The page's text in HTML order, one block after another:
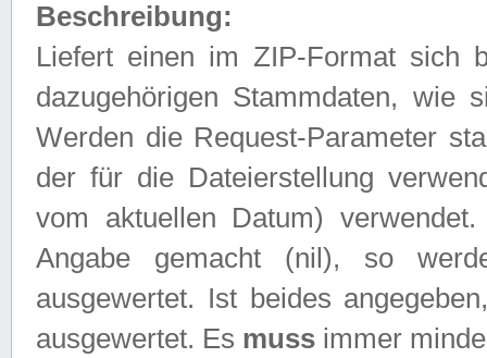
Beschreibung:
Liefert einen im ZIP-Format sich
dazugehörigen Stammdaten, wie
Werden die Request-Parameter
der für die Dateierstellung
vom aktuellen Datum)
Angabe gemacht (nil), so
ausgewertet. Ist beides
ausgewertet. Es muss immer